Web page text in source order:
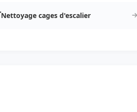
Nettoyage cages d'escalier